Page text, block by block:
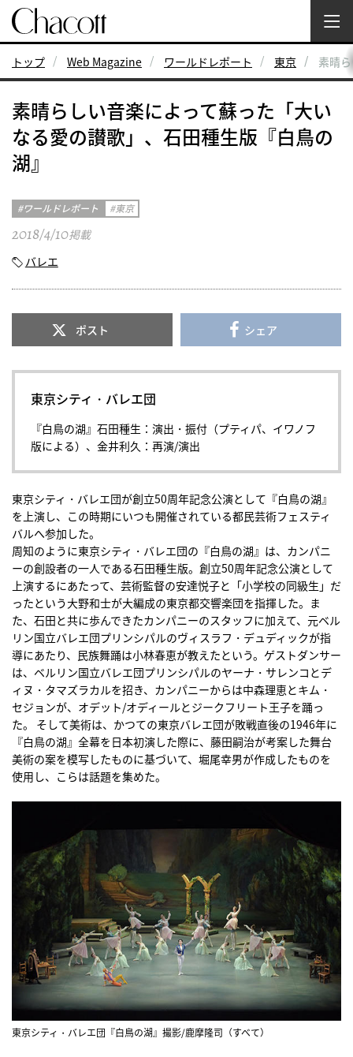
トップ Web Magazine ワールドレポート 東京 素晴
素晴らしい音楽によって蘇った「大い
なる愛の讃歌」、石田種生版『白鳥の
湖』
ワールドレポート 東京
2018/4/10掲載
バレエ
ポスト シェア
東京シティ・バレエ団
『白鳥の湖』石田種生：演出・振付（プティパ、イワノフ
版による）、金井利久：再演/演出
東京シティ・バレエ団が創立50周年記念公演として『白鳥の湖』
を上演し、この時期にいつも開催されている都民芸術フェスティ
バルへ参加した。
周知のように東京シティ・バレエ団の『白鳥の湖』は、カンパニ
ーの創設者の一人である石田種生版。創立50周年記念公演として
上演するにあたって、芸術監督の安達悦子と「小学校の同級生」だ
ったという大野和士が大編成の東京都交響楽団を指揮した。ま
た、石田と共に歩んできたカンパニーのスタッフに加えて、元ベル
リン国立バレエ団プリンシパルのヴィスラフ・デュディックが指
導にあたり、民族舞踊は小林春恵が教えたという。ゲストダンサー
は、ベルリン国立バレエ団プリンシパルのヤーナ・サレンコとデ
ィヌ・タマズラカルを招き、カンパニーからは中森理恵とキム・
セジョンが、オデット/オディールとジークフリート王子を踊っ
た。 そして美術は、かつての東京バレエ団が敗戦直後の1946年に
『白鳥の湖』全幕を日本初演した際に、藤田嗣治が考案した舞台
美術の案を模写したものに基づいて、堀尾幸男が作成したものを
使用し、こらは話題を集めた。
東京シティ・バレエ団『白鳥の湖』撮影/鹿摩隆司（すべて）